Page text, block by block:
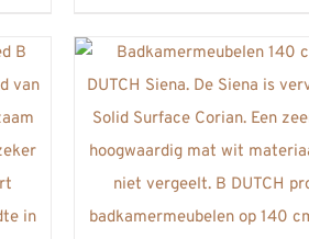
heeft
meerdere
variaties.
Deze
optie
kan